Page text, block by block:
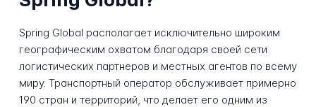
Spring Global располагает исключительно широким
географическим охватом благодаря своей сети
логистических партнеров и местных агентов по всему
миру. Транспортный оператор обслуживает примерно
190 стран и территорий, что делает его одним из